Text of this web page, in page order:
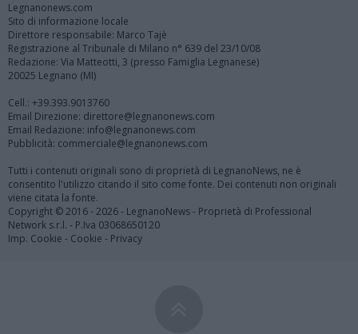
Legnanonews.com
Sito di informazione locale
Direttore responsabile: Marco Tajè
Registrazione al Tribunale di Milano n° 639 del 23/10/08
Redazione: Via Matteotti, 3 (presso Famiglia Legnanese)
20025 Legnano (MI)
Cell.: +39.393.9013760
Email Direzione: direttore@legnanonews.com
Email Redazione: info@legnanonews.com
Pubblicità: commerciale@legnanonews.com
Tutti i contenuti originali sono di proprietà di LegnanoNews, ne è
consentito l'utilizzo citando il sito come fonte. Dei contenuti non originali
viene citata la fonte.
Copyright © 2016 - 2026 - LegnanoNews - Proprietà di Professional
Network s.r.l. - P.Iva 03068650120
Imp. Cookie - Cookie - Privacy